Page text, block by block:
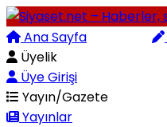
Ana Sayfa
Üyelik
Üye Girişi
Yayın/Gazete
Yayınlar